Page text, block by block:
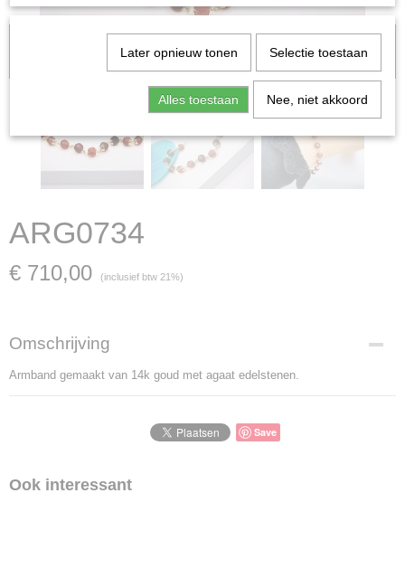
verkocht; in dat geval nemen wij contact met u op.
ARG0734
€ 710,00 (inclusief btw 21%)
Omschrijving
Armband gemaakt van 14k goud met agaat edelstenen.
Save
Ook interessant
Later opnieuw tonen Selectie toestaan
Alles toestaan Nee, niet akkoord